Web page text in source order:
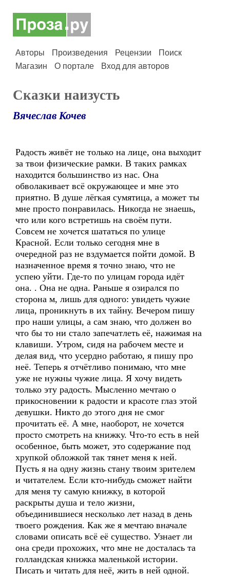
Авторы Произведения Рецензии
Поиск
Магазин
О портале Вход для авторов
Сказки наизусть
Вячеслав Кочев
Радость живёт не только на лице, она выходит
за твои физические рамки. В таких рамках
находится большинство из нас. Она
обволакивает всё окружающее и мне это
приятно. В душе лёгкая сумятица, а может ты
мне просто понравилась. Никогда не знаешь,
что или кого встретишь на своём пути.
Совсем не хочется шататься по улице
Красной. Если только сегодня мне в
очередной раз не вздумается пойти домой. В
назначенное время я точно знаю, что не
успею уйти. Где-то по улицам города идёт
она. . Она не одна. Раньше я озирался по
сторона м, лишь для одного: увидеть чужие
лица, проникнуть в их тайну. Вечером пишу
про наши улицы, а сам знаю, что должен во
что бы то ни стало запечатлеть её, нажимая на
клавиши. Утром, сидя на рабочем месте и
делая вид, что усердно работаю, я пишу про
неё. Теперь я отчётливо понимаю, что мне
уже не нужны чужие лица. Я хочу видеть
только эту радость. Мысленно мечтаю о
прикосновении к радости и красоте глаз этой
девушки. Никто до этого дня не смог
прочитать её. А мне, наоборот, не хочется
просто смотреть на книжку. Что-то есть в ней
особенное, быть может, это содержание под
хрупкой обложкой так тянет меня к ней.
Пусть я на одну жизнь стану твоим зрителем
и читателем. Если кто-нибудь сможет найти
для меня ту самую книжку, в которой
раскрыты душа и тело жизни,
объединившиеся несколько лет назад в день
твоего рождения. Как же я мечтаю вначале
словами описать всё её существо. Узнает ли
она среди прохожих, что мне не досталась та
голландская книжка маленькой истории.
Писать и читать для неё, жить в ней одной.